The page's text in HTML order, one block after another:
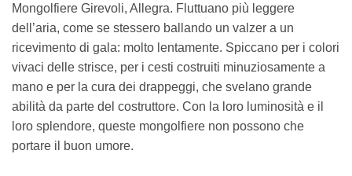
Mongolfiere Girevoli, Allegra. Fluttuano più leggere
dell’aria, come se stessero ballando un valzer a un
ricevimento di gala: molto lentamente. Spiccano per i colori
vivaci delle strisce, per i cesti costruiti minuziosamente a
mano e per la cura dei drappeggi, che svelano grande
abilità da parte del costruttore. Con la loro luminosità e il
loro splendore, queste mongolfiere non possono che
portare il buon umore.